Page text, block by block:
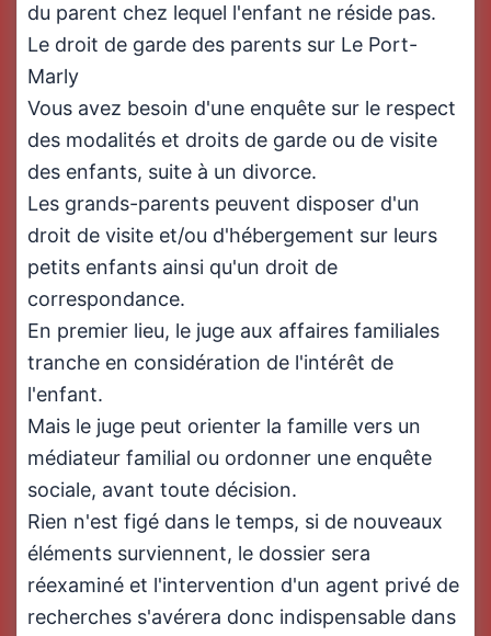
du parent chez lequel l'enfant ne réside pas.
Le droit de garde des parents sur Le Port-
Marly
Vous avez besoin d'une enquête sur le respect
des modalités et droits de garde ou de visite
des enfants, suite à un divorce.
Les grands-parents peuvent disposer d'un
droit de visite et/ou d'hébergement sur leurs
petits enfants ainsi qu'un droit de
correspondance.
En premier lieu, le juge aux affaires familiales
tranche en considération de l'intérêt de
l'enfant.
Mais le juge peut orienter la famille vers un
médiateur familial ou ordonner une enquête
sociale, avant toute décision.
Rien n'est figé dans le temps, si de nouveaux
éléments surviennent, le dossier sera
réexaminé et l'intervention d'un agent privé de
recherches s'avérera donc indispensable dans